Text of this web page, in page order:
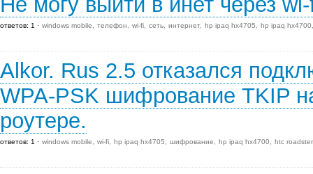
ответов: 1 windows mobile телефон wi-fi сеть интернет hp ipaq hx4705 hp ipaq hx4700
Alkor. Rus 2.5 отказался
WPA-PSK шифрование TKIP
роутере.
ответов: 1 windows mobile wi-fi hp ipaq hx4705 шифрование hp ipaq hx4700 htc roadster